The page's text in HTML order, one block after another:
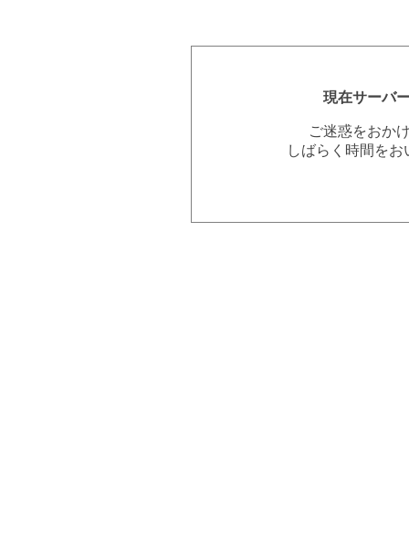
現在サーバ
ご迷惑をおか
しばらく時間を